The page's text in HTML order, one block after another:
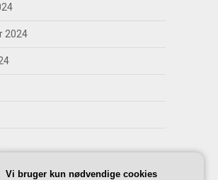
2024
Vi bruger kun nødvendige cookies